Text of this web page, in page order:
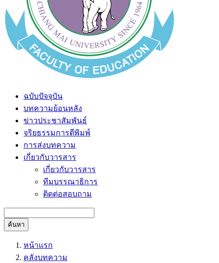
ฉบับปัจจุบัน
บทความย้อนหลัง
ข่าวประชาสัมพันธ์
จริยธรรมการตีพิมพ์
การส่งบทความ
เกี่ยวกับวารสาร
เกี่ยวกับวารสาร
ทีมบรรณาธิการ
ติดต่อสอบถาม
ค้นหา
หน้าแรก
คลังบทความ